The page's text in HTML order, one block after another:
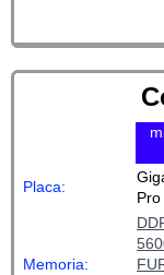
Placa:
Pro
Memoria: